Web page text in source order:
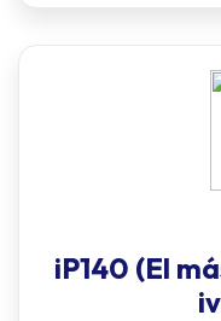
iP140 (El